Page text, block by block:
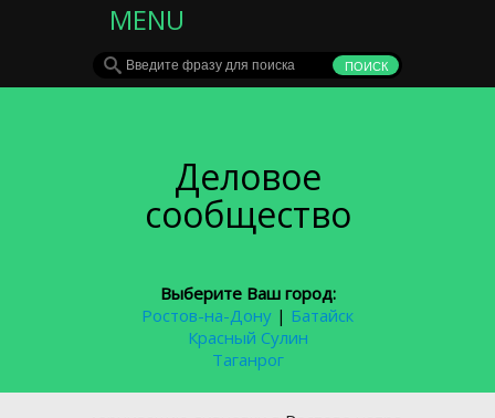
MENU
Деловое
сообщество
Выберите Ваш город:
Ростов-на-Дону | Батайск
Красный Сулин
Таганрог